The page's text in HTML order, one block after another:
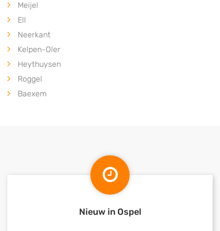
Meijel
Ell
Neerkant
Kelpen-Oler
Heythuysen
Roggel
Baexem
Nieuw in Ospel